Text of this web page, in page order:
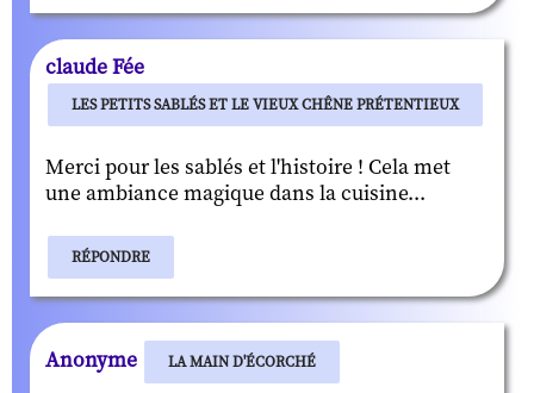
claude Fée
LES PETITS SABLÉS ET LE VIEUX CHÊNE PRÉTENTIEUX
Merci pour les sablés et l'histoire ! Cela met
une ambiance magique dans la cuisine...
RÉPONDRE
Anonyme LA MAIN D'ÉCORCHÉ